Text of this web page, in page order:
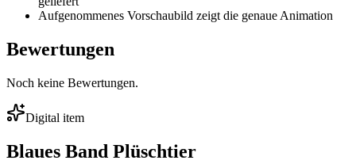
Aufgenommenes Vorschaubild zeigt die genaue Animation
Bewertungen
Noch keine Bewertungen.
Digital item
Blaues Band Plüschtier